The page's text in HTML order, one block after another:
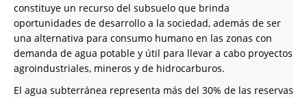
constituye un recurso del subsuelo que brinda
oportunidades de desarrollo a la sociedad, además de ser
una alternativa para consumo humano en las zonas con
demanda de agua potable y útil para llevar a cabo proyectos
agroindustriales, mineros y de hidrocarburos.
El agua subterránea representa más del 30% de las reservas